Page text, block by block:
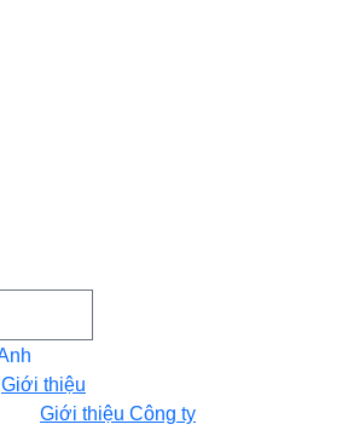
Giới thiệu
Giới thiệu Công ty